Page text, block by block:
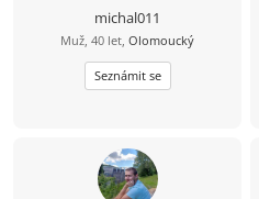
michal011
Muž, 40 let, Olomoucký
Seznámit se